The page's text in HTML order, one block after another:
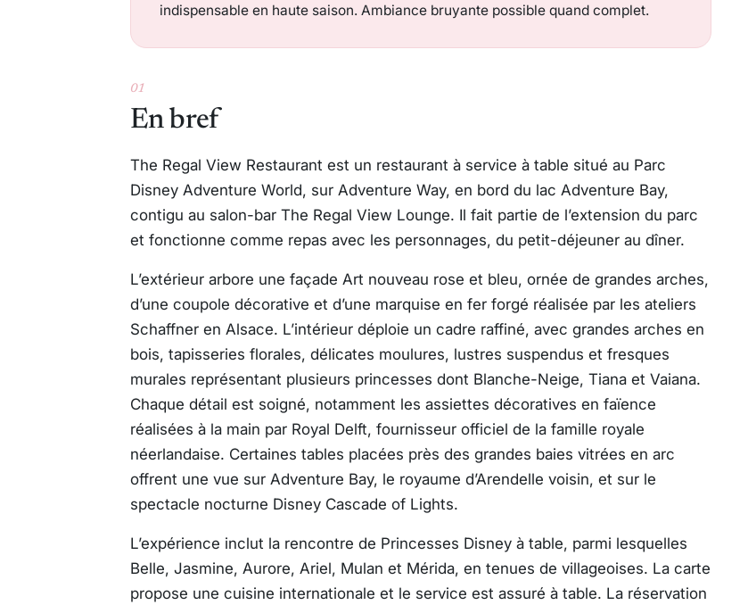
indispensable en haute saison. Ambiance bruyante possible quand complet.
01
En bref
The Regal View Restaurant est un restaurant à service à table situé au Parc
Disney Adventure World, sur Adventure Way, en bord du lac Adventure Bay,
contigu au salon-bar The Regal View Lounge. Il fait partie de l’extension du parc
et fonctionne comme repas avec les personnages, du petit-déjeuner au dîner.
L’extérieur arbore une façade Art nouveau rose et bleu, ornée de grandes arches,
d’une coupole décorative et d’une marquise en fer forgé réalisée par les ateliers
Schaffner en Alsace. L’intérieur déploie un cadre raffiné, avec grandes arches en
bois, tapisseries florales, délicates moulures, lustres suspendus et fresques
murales représentant plusieurs princesses dont Blanche-Neige, Tiana et Vaiana.
Chaque détail est soigné, notamment les assiettes décoratives en faïence
réalisées à la main par Royal Delft, fournisseur officiel de la famille royale
néerlandaise. Certaines tables placées près des grandes baies vitrées en arc
offrent une vue sur Adventure Bay, le royaume d’Arendelle voisin, et sur le
spectacle nocturne Disney Cascade of Lights.
L’expérience inclut la rencontre de Princesses Disney à table, parmi lesquelles
Belle, Jasmine, Aurore, Ariel, Mulan et Mérida, en tenues de villageoises. La carte
propose une cuisine internationale et le service est assuré à table. La réservation